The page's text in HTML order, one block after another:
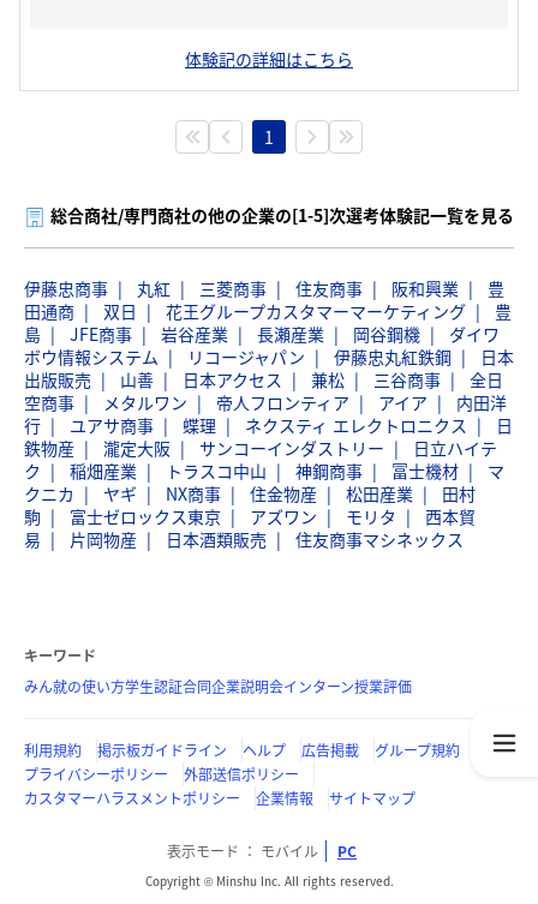
体験記の詳細はこちら
1
総合商社/専門商社の他の企業の[1-5]次選考体験記一覧を見る
伊藤忠商事 丸紅 三菱商事 住友商事 阪和興業
豊
田通商
双日 花王グループカスタマーマーケティング
豊
島
JFE商事 岩谷産業 長瀬産業 岡谷鋼機
ダイワ
ボウ情報システム
リコージャパン 伊藤忠丸紅鉄鋼
日本
出版販売
山善 日本アクセス 兼松 三谷商事
全日
空商事
メタルワン 帝人フロンティア アイア
内田洋
行
ユアサ商事 蝶理 ネクスティ エレクトロニクス
日
鉄物産
瀧定大阪 サンコーインダストリー
日立ハイテ
ク
稲畑産業 トラスコ中山 神鋼商事 冨士機材
マ
クニカ
ヤギ NX商事 住金物産 松田産業
田村
駒
富士ゼロックス東京 アズワン モリタ
西本貿
易
片岡物産 日本酒類販売 住友商事マシネックス
キーワード
みん就の使い方学生認証合同企業説明会インターン授業評価
利用規約 掲示板ガイドライン ヘルプ 広告掲載
グループ規約
プライバシーポリシー
外部送信ポリシー
カスタマーハラスメントポリシー
企業情報 サイトマップ
表示モード モバイル PC
Copyright © Minshu Inc. All rights reserved.